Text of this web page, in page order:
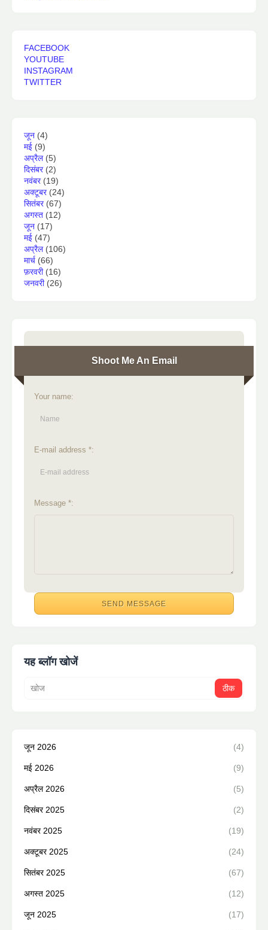
FACEBOOK
YOUTUBE
INSTAGRAM
TWITTER
जून (4)
मई (9)
अप्रैल(5)
दिसंबर(2)
नवंबर(19)
अक्टूबर(24)
सितंबर(67)
अगस्त (12)
जून (17)
मई (47)
अप्रैल(106)
मार्च (66)
फ़रवरी(16)
जनवरी(26)
Shoot Me An Email
Your name:
E-mail address *:
Message *:
यह ब्लॉग खोजें
जून 2026 (4)
मई 2026 (9)
अप्रैल 2026 (5)
दिसंबर 2025 (2)
नवंबर 2025 (19)
अक्टूबर 2025 (24)
सितंबर 2025 (67)
अगस्त 2025 (12)
जून 2025 (17)